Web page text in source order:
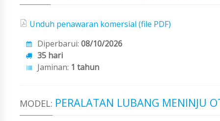
Unduh penawaran komersial (file PDF)
Diperbarui: 08/10/2026
35 hari
Jaminan: 1 tahun
MODEL: PERALATAN LUBANG MENINJU